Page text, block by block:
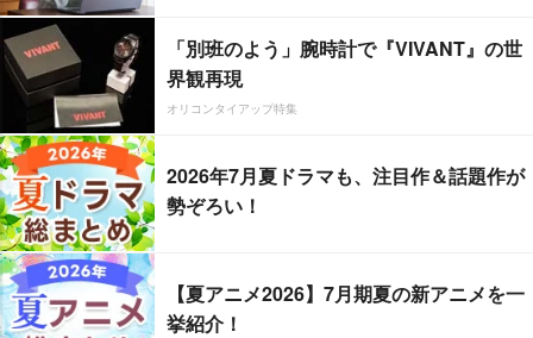
「別班のよう」腕時計で『VIVANT』の世
界観再現
オリコンタイアップ特集
2026年7月夏ドラマも、注目作＆話題作が
勢ぞろい！
【夏アニメ2026】7月期夏の新アニメを一
挙紹介！